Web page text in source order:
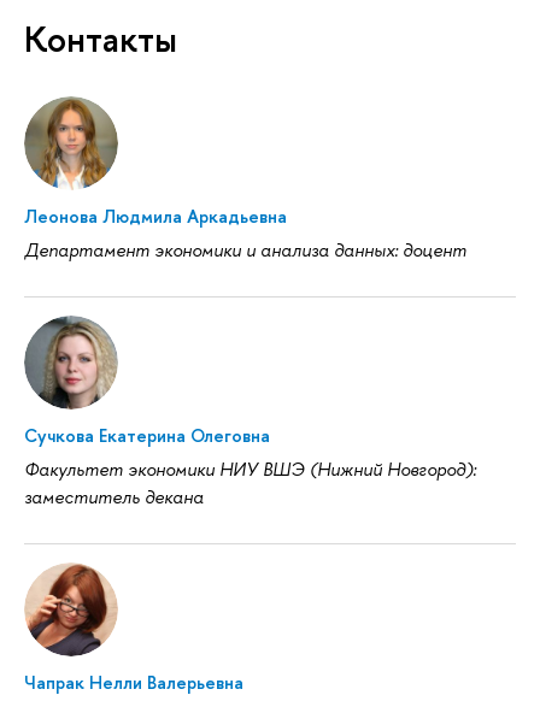
Контакты
Леонова Людмила Аркадьевна
Департамент экономики и анализа данных: доцент
Сучкова Екатерина Олеговна
Факультет экономики НИУ ВШЭ (Нижний Новгород):
заместитель декана
Чапрак Нелли Валерьевна